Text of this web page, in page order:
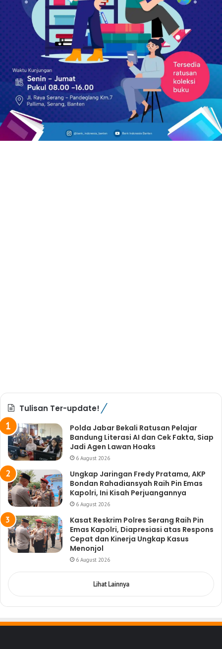
Tulisan Ter-update!
Polda Jabar Bekali Ratusan Pelajar
Bandung Literasi AI dan Cek Fakta, Siap
Jadi Agen Lawan Hoaks
6 August 2026
Ungkap Jaringan Fredy Pratama, AKP
Bondan Rahadiansyah Raih Pin Emas
Kapolri, Ini Kisah Perjuangannya
6 August 2026
Kasat Reskrim Polres Serang Raih Pin
Emas Kapolri, Diapresiasi atas Respons
Cepat dan Kinerja Ungkap Kasus
Menonjol
6 August 2026
Lihat Lainnya